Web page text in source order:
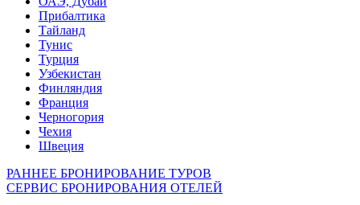
Прибалтика
Тайланд
Тунис
Турция
Узбекистан
Финляндия
Франция
Черногория
Чехия
Швеция
РАННЕЕ БРОНИРОВАНИЕ ТУРОВ
СЕРВИС БРОНИРОВАНИЯ ОТЕЛЕЙ